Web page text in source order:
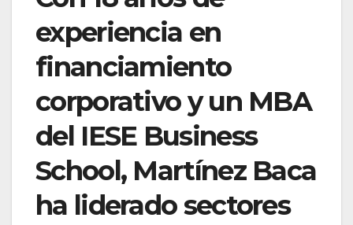
experiencia en
financiamiento
corporativo y un MBA
del IESE Business
School, Martínez Baca
ha liderado sectores